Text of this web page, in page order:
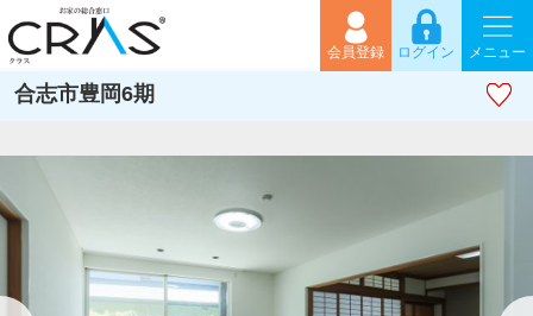
会員登録 ログイン メニュー
合志市豊岡6期